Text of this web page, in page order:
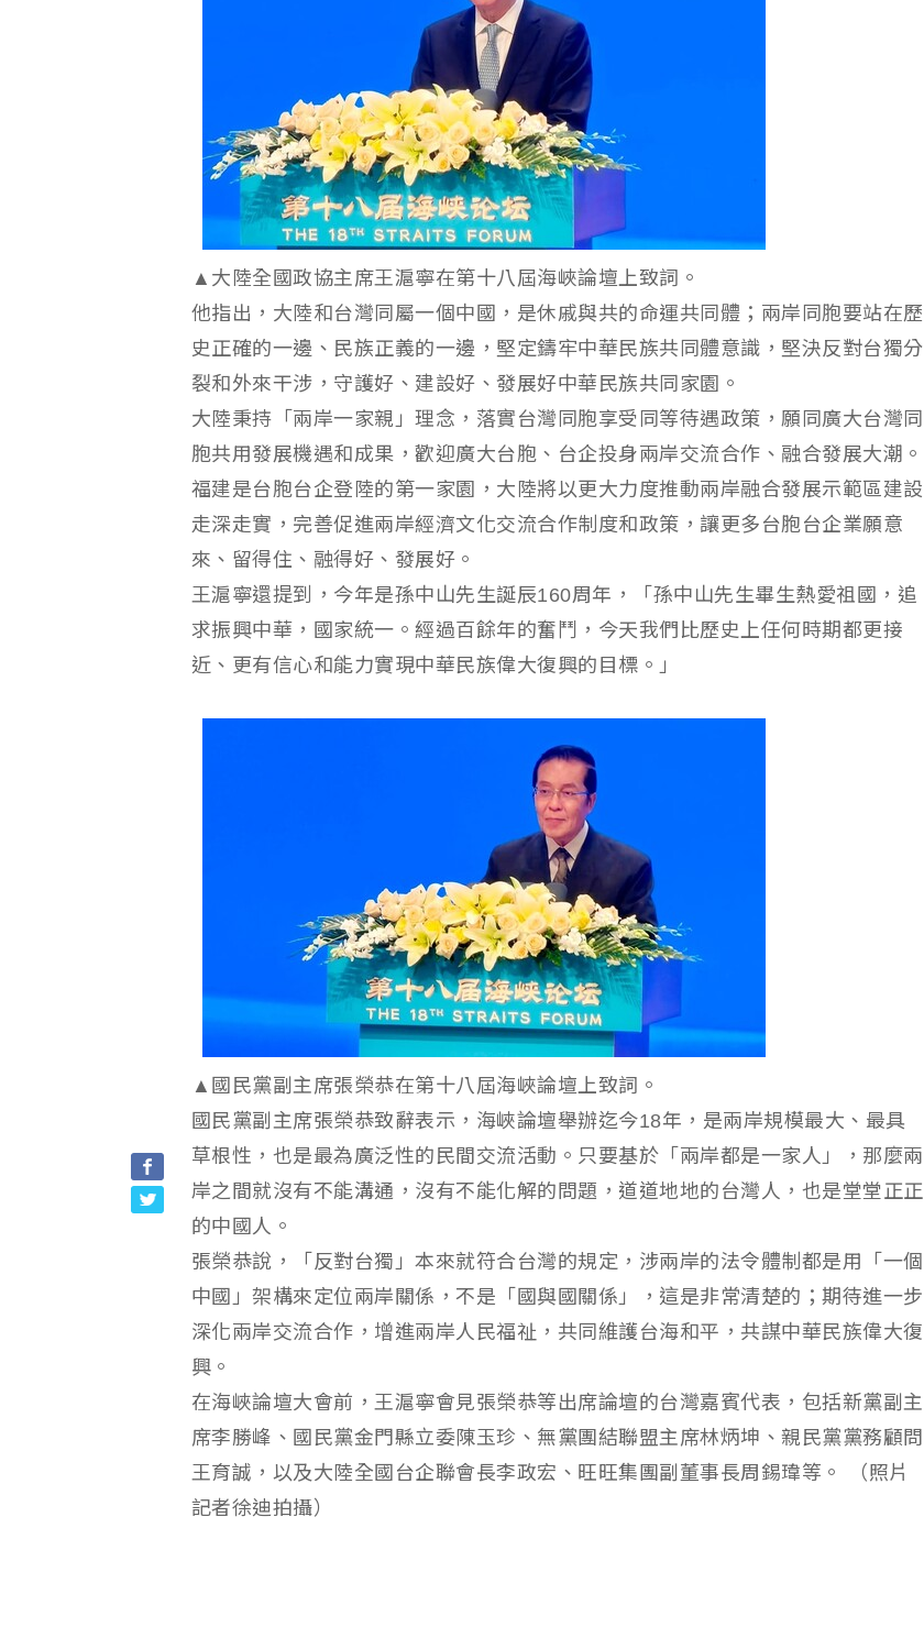
▲大陸全國政協主席王滬寧在第十八屆海峽論壇上致詞。
他指出，大陸和台灣同屬一個中國，是休戚與共的命運共同體；兩岸同胞要站在歷
史正確的一邊、民族正義的一邊，堅定鑄牢中華民族共同體意識，堅決反對台獨分
裂和外來干涉，守護好、建設好、發展好中華民族共同家園。
大陸秉持「兩岸一家親」理念，落實台灣同胞享受同等待遇政策，願同廣大台灣同
胞共用發展機遇和成果，歡迎廣大台胞、台企投身兩岸交流合作、融合發展大潮。
福建是台胞台企登陸的第一家園，大陸將以更大力度推動兩岸融合發展示範區建設
走深走實，完善促進兩岸經濟文化交流合作制度和政策，讓更多台胞台企業願意
來、留得住、融得好、發展好。
王滬寧還提到，今年是孫中山先生誕辰160周年，「孫中山先生畢生熱愛祖國，追
求振興中華，國家統一。經過百餘年的奮鬥，今天我們比歷史上任何時期都更接
近、更有信心和能力實現中華民族偉大復興的目標。」
▲國民黨副主席張榮恭在第十八屆海峽論壇上致詞。
國民黨副主席張榮恭致辭表示，海峽論壇舉辦迄今18年，是兩岸規模最大、最具
草根性，也是最為廣泛性的民間交流活動。只要基於「兩岸都是一家人」，那麼兩
岸之間就沒有不能溝通，沒有不能化解的問題，道道地地的台灣人，也是堂堂正正
的中國人。
張榮恭說，「反對台獨」本來就符合台灣的規定，涉兩岸的法令體制都是用「一個
中國」架構來定位兩岸關係，不是「國與國關係」，這是非常清楚的；期待進一步
深化兩岸交流合作，增進兩岸人民福祉，共同維護台海和平，共謀中華民族偉大復
興。
在海峽論壇大會前，王滬寧會見張榮恭等出席論壇的台灣嘉賓代表，包括新黨副主
席李勝峰、國民黨金門縣立委陳玉珍、無黨團結聯盟主席林炳坤、親民黨黨務顧問
王育誠，以及大陸全國台企聯會長李政宏、旺旺集團副董事長周錫瑋等。 （照片
記者徐迪拍攝）